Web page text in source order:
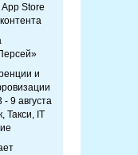
Store
и
9 августа
Такси, IT